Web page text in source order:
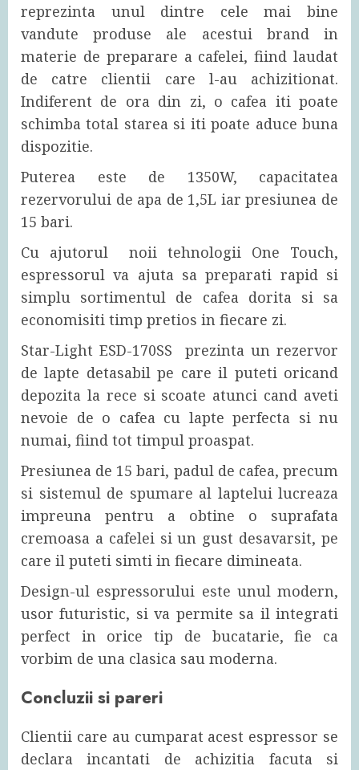
reprezinta unul dintre cele mai bine
vandute produse ale acestui brand in
materie de preparare a cafelei, fiind laudat
de catre clientii care l-au achizitionat.
Indiferent de ora din zi, o cafea iti poate
schimba total starea si iti poate aduce buna
dispozitie.
Puterea este de 1350W, capacitatea
rezervorului de apa de 1,5L iar presiunea de
15 bari.
Cu ajutorul noii tehnologii One Touch,
espressorul va ajuta sa preparati rapid si
simplu sortimentul de cafea dorita si sa
economisiti timp pretios in fiecare zi.
Star-Light ESD-170SS prezinta un rezervor
de lapte detasabil pe care il puteti oricand
depozita la rece si scoate atunci cand aveti
nevoie de o cafea cu lapte perfecta si nu
numai, fiind tot timpul proaspat.
Presiunea de 15 bari, padul de cafea, precum
si sistemul de spumare al laptelui lucreaza
impreuna pentru a obtine o suprafata
cremoasa a cafelei si un gust desavarsit, pe
care il puteti simti in fiecare dimineata.
Design-ul espressorului este unul modern,
usor futuristic, si va permite sa il integrati
perfect in orice tip de bucatarie, fie ca
vorbim de una clasica sau moderna.
Concluzii si pareri
Clientii care au cumparat acest espressor se
declara incantati de achizitia facuta si